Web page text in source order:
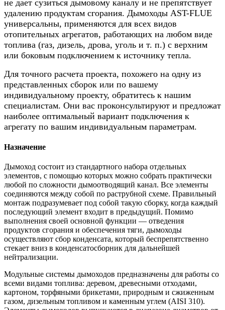
не дает сузиться дымовому каналу и не препятствует
удалению продуктам сгорания. Дымоходы AST-FLUE
универсальны, применяются для всех видов
отопительных агрегатов, работающих на любом виде
топлива (газ, дизель, дрова, уголь и т. п.) с верхним
или боковым подключением к источнику тепла.
Для точного расчета проекта, похожего на одну из
представленных сборок или по вашему
индивидуальному проекту, обратитесь к нашим
специалистам. Они вас проконсультируют и предложат
наиболее оптимальный вариант подключения к
агрегату по вашим индивидуальным параметрам.
Назначение
Дымоход состоит из стандартного набора отдельных
элементов, с помощью которых можно собрать практически
любой по сложности дымоотводящий канал. Все элементы
соединяются между собой по раструбной схеме. Правильный
монтаж подразумевает под собой такую сборку, когда каждый
последующий элемент входит в предыдущий. Помимо
выполнения своей основной функции — отведения
продуктов сгорания и обеспечения тяги, дымоходы
осуществляют сбор конденсата, который беспрепятственно
стекает вниз в конденсатосборник для дальнейшей
нейтрализации.
Модульные системы дымоходов предназначены для работы со
всеми видами топлива: деревом, древесными отходами,
картоном, торфяными брикетами, природным и сжиженным
газом, дизельным топливом и каменным углем (AISI 310).